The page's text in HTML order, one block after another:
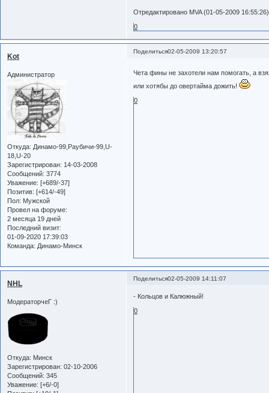
Отредактировано MVA (01-05-2009 16:55:26)
0
Поделиться02-05-2009 13:20:57
Kot
Администратор
Откуда: Динамо-99,Раубичи-99,U-
18,U-20
Зарегистрирован: 14-03-2008
Сообщений: 3774
Уважение: [+689/-37]
Позитив: [+614/-49]
Пол: Мужской
Провел на форуме:
2 месяца 19 дней
Последний визит:
01-09-2020 17:39:03
Команда: Динамо-Минск
Чета фины не захотели нам помогать, а
или хотябы до овертайма дожить!
0
Поделиться02-05-2009 14:11:07
NHL
МодераторчеГ :)
Откуда: Минск
Зарегистрирован: 02-10-2006
Сообщений: 345
Уважение: [+6/-0]
- Кольцов и Калюжный!
0